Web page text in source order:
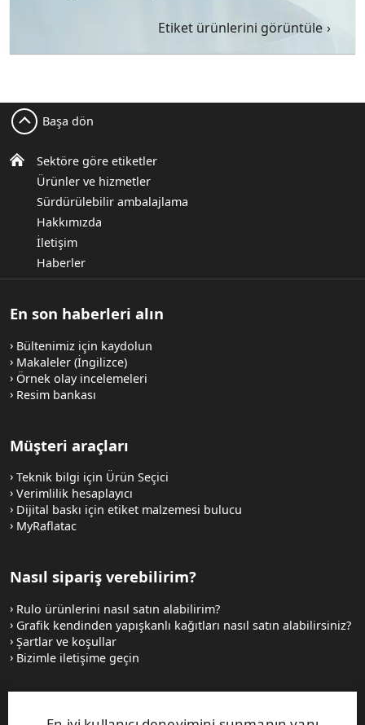
Etiket ürünlerini görüntüle
Sektöre göre etiketler
Ürünler ve hizmetler
Sürdürülebilir ambalajlama
Hakkımızda
İletişim
Haberler
Başa dön
En son haberleri alın
Bültenimiz için kaydolun
Makaleler (İngilizce)
Örnek olay incelemeleri
Resim bankası
Müşteri araçları
Teknik bilgi için Ürün Seçici
Verimlilik hesaplayıcı
Dijital baskı için etiket malzemesi bulucu
MyRaflatac
Nasıl sipariş verebilirim?
Rulo ürünlerini nasıl satın alabilirim?
Grafik kendinden yapışkanlı kağıtları nasıl satın alabilirsiniz?
Şartlar ve koşullar
Bizimle iletişime geçin